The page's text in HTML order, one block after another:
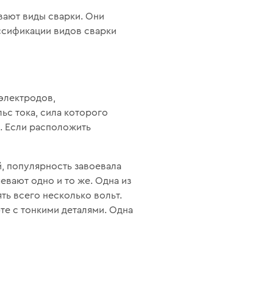
виды сварки. Они
видов сварки
тока, сила которого
Если расположить
популярность завоевала
одно и то же. Одна из
всего несколько вольт.
с тонкими деталями. Одна